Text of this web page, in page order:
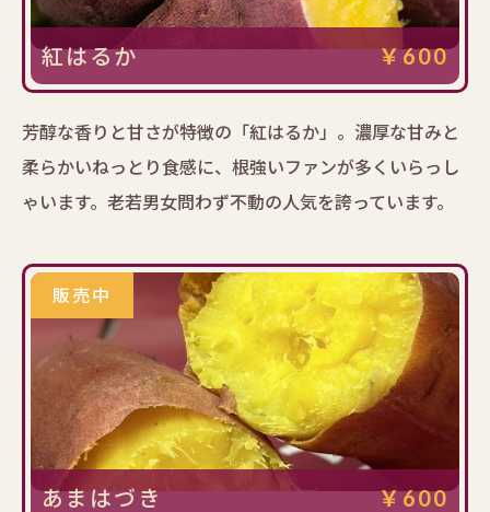
紅はるか ￥600
芳醇な香りと甘さが特徴の「紅はるか」。濃厚な甘みと
柔らかいねっとり食感に、根強いファンが多くいらっし
ゃいます。老若男女問わず不動の人気を誇っています。
販売中
あまはづき ￥600